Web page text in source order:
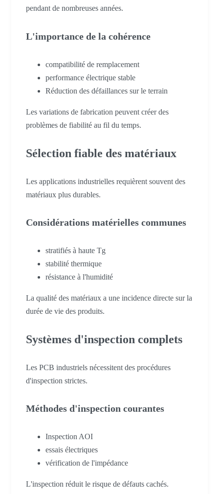
pendant de nombreuses années.
L'importance de la cohérence
compatibilité de remplacement
performance électrique stable
Réduction des défaillances sur le terrain
Les variations de fabrication peuvent créer des
problèmes de fiabilité au fil du temps.
Sélection fiable des matériaux
Les applications industrielles requièrent souvent des
matériaux plus durables.
Considérations matérielles communes
stratifiés à haute Tg
stabilité thermique
résistance à l'humidité
La qualité des matériaux a une incidence directe sur la
durée de vie des produits.
Systèmes d'inspection complets
Les PCB industriels nécessitent des procédures
d'inspection strictes.
Méthodes d'inspection courantes
Inspection AOI
essais électriques
vérification de l'impédance
L'inspection réduit le risque de défauts cachés.